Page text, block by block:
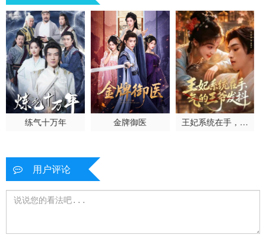
练气十万年 金牌御医
王妃系统在手，气
用户评论